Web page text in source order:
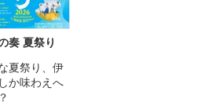
奏 夏祭り
夏祭り、伊
か味わえへ